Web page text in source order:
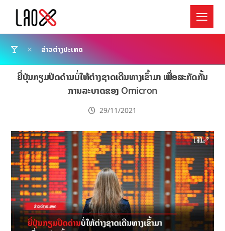
ຂ່າວຕ່າງປະເທດ
ຍີ່ປຸ່ນກຽມປິດດ່ານບໍ່ໃຫ້ຕ່າງຊາດເດີນທາງເຂົ້າມາ ເພື່ອສະກັດກັ້ນ
ການລະບາດຂອງ Omicron
29/11/2021